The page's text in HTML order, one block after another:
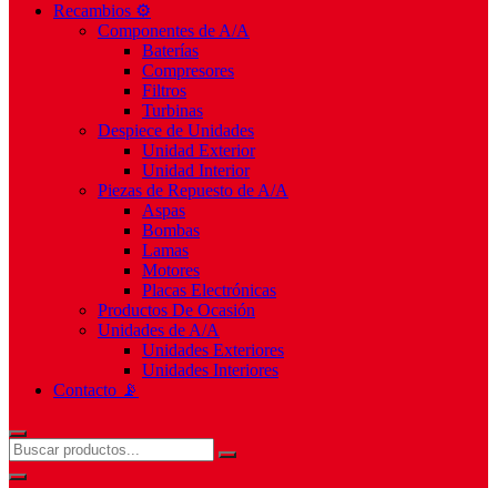
Recambios ⚙️
Componentes de A/A
Baterías
Compresores
Filtros
Turbinas
Despiece de Unidades
Unidad Exterior
Unidad Interior
Piezas de Repuesto de A/A
Aspas
Bombas
Lamas
Motores
Placas Electrónicas
Productos De Ocasión
Unidades de A/A
Unidades Exteriores
Unidades Interiores
Contacto 📡